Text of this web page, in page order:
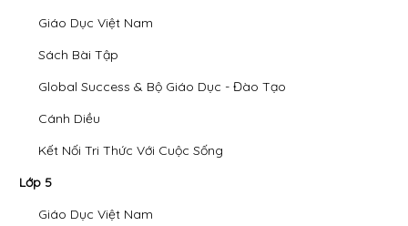
Giáo Dục Việt Nam
Sách Bài Tập
Global Success & Bộ Giáo Dục - Đào Tạo
Cánh Diều
Kết Nối Tri Thức Với Cuộc Sống
Lớp 5
Giáo Dục Việt Nam